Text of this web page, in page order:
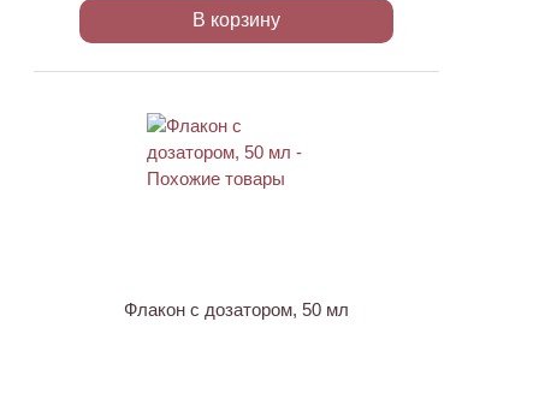
В корзину
Флакон с дозатором, 50 мл